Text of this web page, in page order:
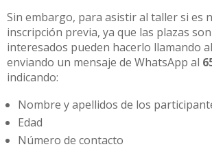
Sin embargo, para asistir al taller si es
inscripción previa, ya que las plazas
interesados pueden hacerlo llamando al
enviando un mensaje de WhatsApp al
indicando:
Nombre y apellidos de los
Edad
Número de contacto